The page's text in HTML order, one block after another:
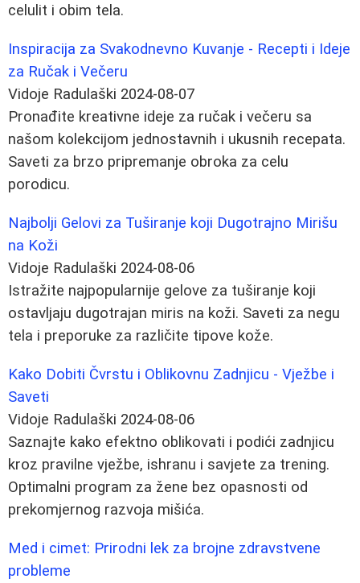
celulit i obim tela.
Inspiracija za Svakodnevno Kuvanje - Recepti i Ideje
za Ručak i Večeru
Vidoje Radulaški 2024-08-07
Pronađite kreativne ideje za ručak i večeru sa
našom kolekcijom jednostavnih i ukusnih recepata.
Saveti za brzo pripremanje obroka za celu
porodicu.
Najbolji Gelovi za Tuširanje koji Dugotrajno Mirišu
na Koži
Vidoje Radulaški 2024-08-06
Istražite najpopularnije gelove za tuširanje koji
ostavljaju dugotrajan miris na koži. Saveti za negu
tela i preporuke za različite tipove kože.
Kako Dobiti Čvrstu i Oblikovnu Zadnjicu - Vježbe i
Saveti
Vidoje Radulaški 2024-08-06
Saznajte kako efektno oblikovati i podići zadnjicu
kroz pravilne vježbe, ishranu i savjete za trening.
Optimalni program za žene bez opasnosti od
prekomjernog razvoja mišića.
Med i cimet: Prirodni lek za brojne zdravstvene
probleme